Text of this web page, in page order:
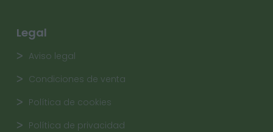
Legal
Aviso legal
Condiciones de venta
Política de cookies
Política de privacidad